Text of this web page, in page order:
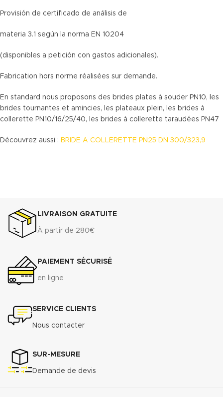
Provisión de certificado de análisis de
materia 3.1 según la norma EN 10204
(disponibles a petición con gastos adicionales).
Fabrication hors norme réalisées sur demande.
En standard nous proposons des brides plates à souder PN10, les
brides tournantes et amincies, les plateaux plein, les brides à
collerette PN10/16/25/40, les brides à collerette taraudées PN47
Découvrez aussi : BRIDE A COLLERETTE PN25 DN 300/323,9
LIVRAISON GRATUITE
À partir de 280€
PAIEMENT SÉCURISÉ
en ligne
SERVICE CLIENTS
Nous contacter
SUR-MESURE
Demande de devis